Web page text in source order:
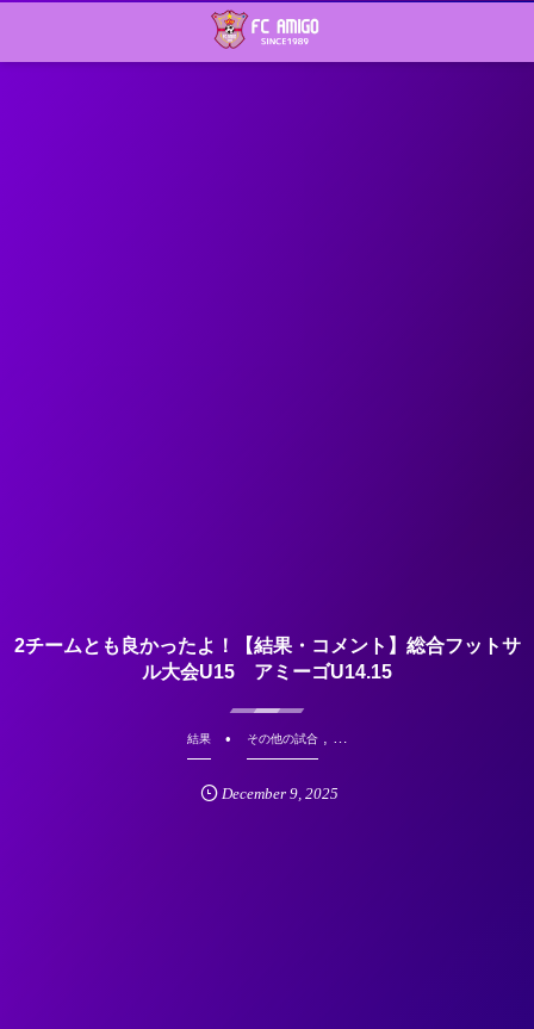
2チームとも良かったよ！【結果・コメント】総合フットサ
ル大会U15 アミーゴU14.15
結果 その他の試合, …
December 9, 2025